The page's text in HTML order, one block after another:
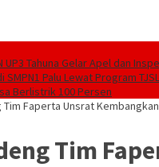
UP3 Tahuna Gelar Apel dan
Palu Lewat Program TJSL
Berlistrik 100 Persen
Tim Faperta Unsrat
Tim